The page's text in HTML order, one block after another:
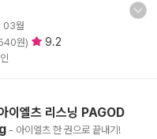
03월
원) 9.2
이엘츠 리스닝 PAGOD
- 아이엘츠 한 권으로 끝내기!